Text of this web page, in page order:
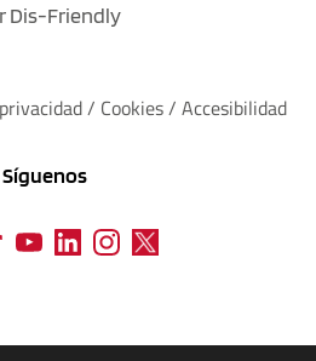
Dis-Friendly
/ Cookies / Accesibilidad
Síguenos